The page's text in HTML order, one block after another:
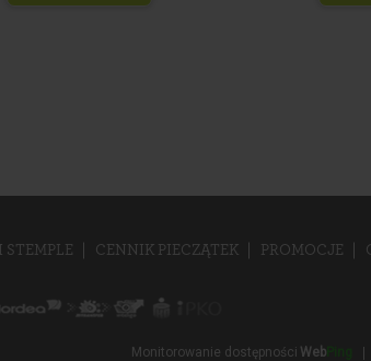
CENNIK PIECZĄTEK PROMOCJE
Monitorowanie dostępności Web